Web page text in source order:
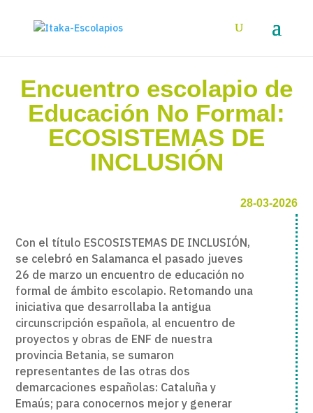
Encuentro escolapio de
Educación No Formal:
ECOSISTEMAS DE
INCLUSIÓN
28-03-2026
Con el título ESCOSISTEMAS DE INCLUSIÓN,
se celebró en Salamanca el pasado jueves
26 de marzo un encuentro de educación no
formal de ámbito escolapio. Retomando una
iniciativa que desarrollaba la antigua
circunscripción española, al encuentro de
proyectos y obras de ENF de nuestra
provincia Betania, se sumaron
representantes de las otras dos
demarcaciones españolas: Cataluña y
Emaús; para conocernos mejor y generar